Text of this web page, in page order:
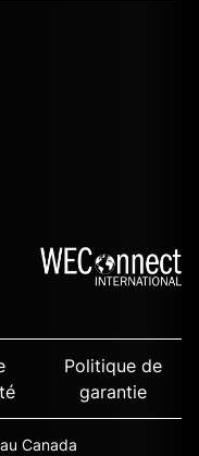
Politique de
garantie
Canada